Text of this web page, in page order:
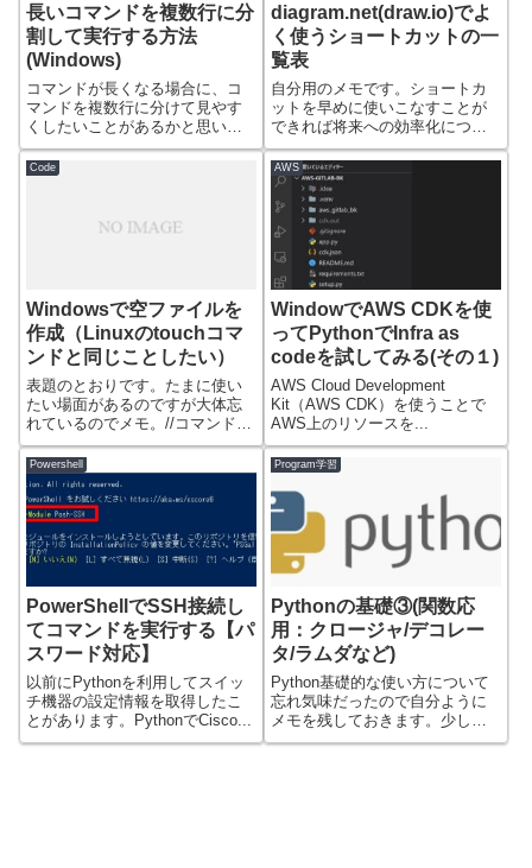
長いコマンドを複数行に分
割して実行する方法
(Windows)
コマンドが長くなる場合に、コ
マンドを複数行に分けて見やす
くしたいことがあるかと思いま
す。 私の場合に...
diagram.net(draw.io)でよ
く使うショートカットの一
覧表
自分用のメモです。ショートカ
ットを早めに使いこなすことが
できれば将来への効率化につな
がります。よく使...
Code
Windowsで空ファイルを
作成（Linuxのtouchコマ
ンドと同じことしたい）
表題のとおりです。たまに使い
たい場面があるのですが大体忘
れているのでメモ。//コマンドプ
ロンプトの場...
AWS
WindowでAWS CDKを使
ってPythonでInfra as
codeを試してみる(その１)
AWS Cloud Development
Kit（AWS CDK）を使うことで
AWS上のリソースを...
Powershell
PowerShellでSSH接続し
てコマンドを実行する【パ
スワード対応】
以前にPythonを利用してスイッ
チ機器の設定情報を取得したこ
とがあります。PythonでCisco...
Program学習
Pythonの基礎③(関数応
用：クロージャ/デコレー
タ/ラムダなど)
Python基礎的な使い方について
忘れ気味だったので自分ように
メモを残しておきます。少し規
模が大きい...